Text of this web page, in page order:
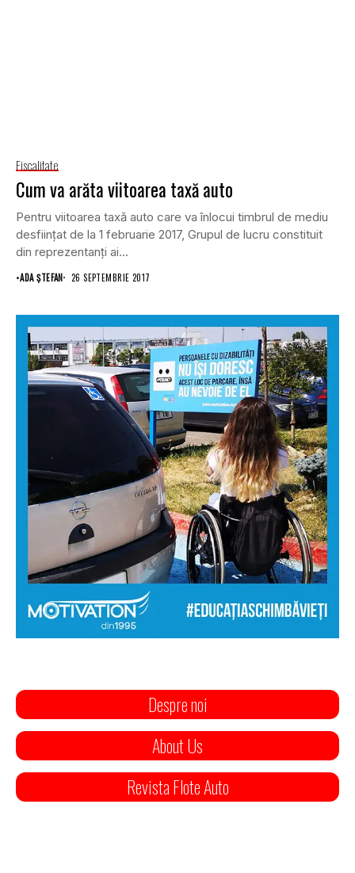
Fiscalitate
Cum va arăta viitoarea taxă auto
Pentru viitoarea taxă auto care va înlocui timbrul de mediu
desfiinţat de la 1 februarie 2017, Grupul de lucru constituit
din reprezentanţi ai...
•ADA ȘTEFAN 26 SEPTEMBRIE 2017
Despre noi
About Us
Revista Flote Auto